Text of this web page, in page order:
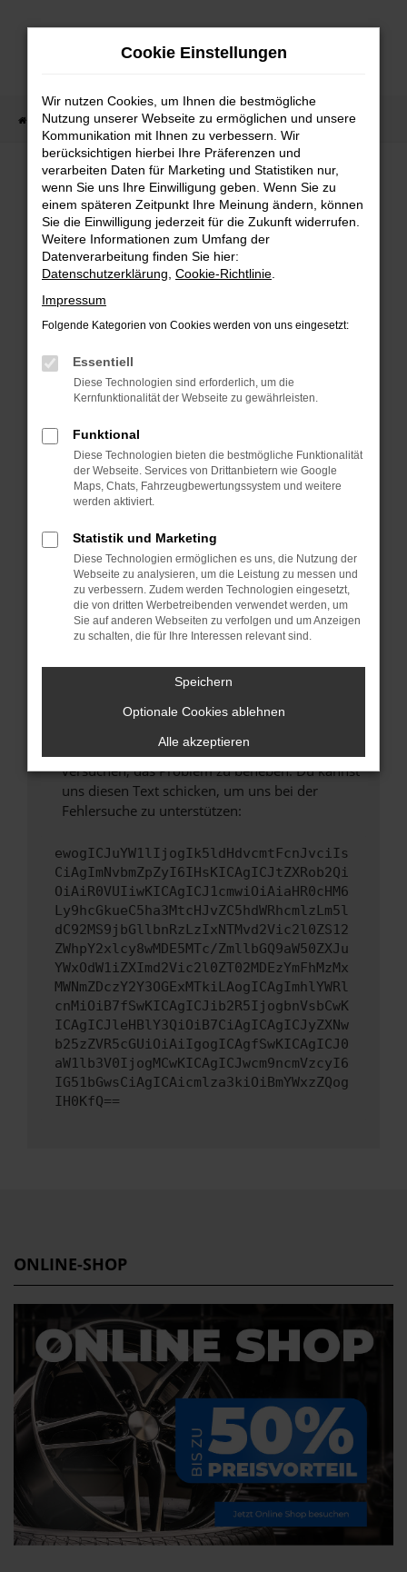
Zum
Startseite Fahrzeugverkauf Fahrzeug-Showroom
FEHLER: NETWORK ERROR
Beim Laden ist ein Fehler aufgetreten.
Hier sind ein paar Tipps, die dir helfen können:
Überprüfe deine Firewall und deine
Internetverbindung.
Laden andere Webseiten, zum Beispiel deine
Prüfe deine Browsererweiterungen.
Manche Erweiterungen, wie Werbeblocker,
verhindern. Funktioniert die Seite in einem
anderen Browser oder in einem privaten
Fenster?
Starte dein Gerät neu.
Probleme zu beheben.
Stelle sicher, dass dein Browser und dein
Betriebssystem auf dem neuesten Stand
sind.
Veraltete Software birgt nicht nur ein
Sicherheitsrisiko, sondern kann auch dazu
führen, dass bestimmte Funktionen nicht mehr
unterstützt werden.
Wende dich an den Webseitenbetreiber.
hast, kontaktiere uns bitte. Wir werden
versuchen, das Problem zu beheben. Du kannst
uns diesen Text schicken, um uns bei der
Fehlersuche zu unterstützen:
ewogICJuYW1lIjogIk5ldHdvcmtFcnJvciIs
CiAgImNvbmZpZyI6IHsKICAgICJtZXRob2Qi
OiAiR0VUIiwKICAgICJ1cmwiOiAiaHR0cHM6
Ly9hcGkueC5ha3MtcHJvZC5hdWRhcmlzLm5l
dC92MS9jbGllbnRzLzIxNTMvd2Vic2l0ZS12
ZWhpY2xlcy8wMDE5MTc/ZmllbGQ9aW50ZXJu
YWxOdW1iZXImd2Vic2l0ZT02MDEzYmFhMzMx
MWNmZDczY2Y3OGExMTkiLAogICAgImhlYWRl
cnMiOiB7fSwKICAgICJib2R5IjogbnVsbCwK
ICAgICJleHBlY3QiOiB7CiAgICAgICJyZXNw
b25zZVR5cGUiOiAiIgogICAgfSwKICAgICJ0
aW1lb3V0IjogMCwKICAgICJwcm9ncmVzcyI6
IG51bGwsCiAgICAicmlza3kiOiBmYWxzZQog
IH0KfQ==
ONLINE-SHOP
Cookie Einstellungen
Wir nutzen Cookies, um Ihnen die bestmögliche
Nutzung unserer Webseite zu ermöglichen und unsere
Kommunikation mit Ihnen zu verbessern. Wir
berücksichtigen hierbei Ihre Präferenzen und
verarbeiten Daten für Marketing und Statistiken nur,
wenn Sie uns Ihre Einwilligung geben. Wenn Sie zu
einem späteren Zeitpunkt Ihre Meinung ändern, können
Sie die Einwilligung jederzeit für die Zukunft widerrufen.
Weitere Informationen zum Umfang der
Datenverarbeitung finden Sie hier:
Datenschutzerklärung Cookie-Richtlinie
Impressum
Folgende Kategorien von Cookies werden von uns eingesetzt:
Essentiell
Diese Technologien sind erforderlich, um die
Kernfunktionalität der Webseite zu gewährleisten.
Funktional
Diese Technologien bieten die bestmögliche Funktionalität
der Webseite. Services von Drittanbietern wie Google
Maps, Chats, Fahrzeugbewertungssystem und weitere
werden aktiviert.
Statistik und Marketing
Diese Technologien ermöglichen es uns, die Nutzung der
Webseite zu analysieren, um die Leistung zu messen und
zu verbessern. Zudem werden Technologien eingesetzt,
die von dritten Werbetreibenden verwendet werden, um
Sie auf anderen Webseiten zu verfolgen und um Anzeigen
zu schalten, die für Ihre Interessen relevant sind.
Speichern
Optionale Cookies ablehnen
Alle akzeptieren